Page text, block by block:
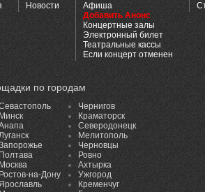
Новости
Афиша
Добавить Анонс
Концертные залы
Электронный билет
Театральные кассы
Если концерт отменен
по городам
Минск
Полтава
Москва
Ростов-на-Дону
Чернигов
Краматорск
Северодонецк
Мелитополь
Черновцы
Ровно
Ахтырка
Ужгород
Кременчуг